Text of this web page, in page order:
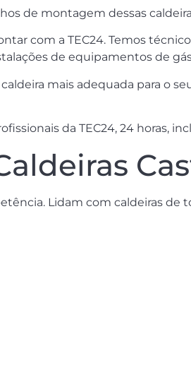
de montagem dessas
com a TEC24. Temos
de equipamentos de
mais adequada para o
da TEC24, 24 horas,
Lidam com caldeiras de